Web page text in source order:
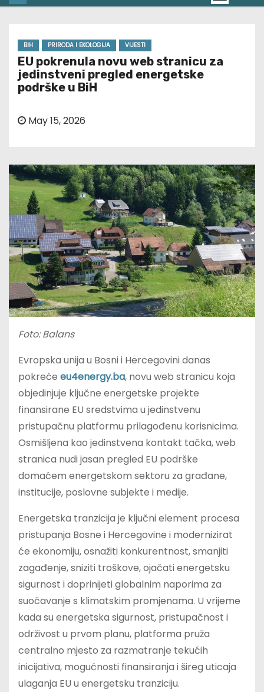
BIH PRIRODA I EKOLOGIJA VIJESTI
EU pokrenula novu web stranicu za
jedinstveni pregled energetske
podrške u BiH
May 15, 2026
Foto: Balans
Evropska unija u Bosni i Hercegovini danas
pokreće eu4energy.ba, novu web stranicu koja
objedinjuje ključne energetske projekte
finansirane EU sredstvima u jedinstvenu
pristupačnu platformu prilagođenu korisnicima.
Osmišljena kao jedinstvena kontakt tačka, web
stranica nudi jasan pregled EU podrške
domaćem energetskom sektoru za građane,
institucije, poslovne subjekte i medije.
Energetska tranzicija je ključni element procesa
pristupanja Bosne i Hercegovine i modernizirat
će ekonomiju, osnažiti konkurentnost, smanjiti
zagađenje, sniziti troškove, ojačati energetsku
sigurnost i doprinijeti globalnim naporima za
suočavanje s klimatskim promjenama. U vrijeme
kada su energetska sigurnost, pristupačnost i
održivost u prvom planu, platforma pruža
centralno mjesto za razmatranje tekućih
inicijativa, mogućnosti finansiranja i šireg uticaja
ulaganja EU u energetsku tranziciju.